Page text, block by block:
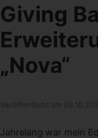
Giving
„Nova“
Veröffentlicht am
Jahrelang war mein